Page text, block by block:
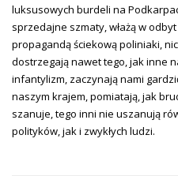
luksusowych burdeli na
sprzedajne szmaty, włażą w
propagandą ściekową poliniaki,
dostrzegają nawet tego, jak inne
infantylizm, zaczynają nami
naszym krajem, pomiatają, jak
szanuje, tego inni nie uszanują
polityków, jak i zwykłych ludzi.